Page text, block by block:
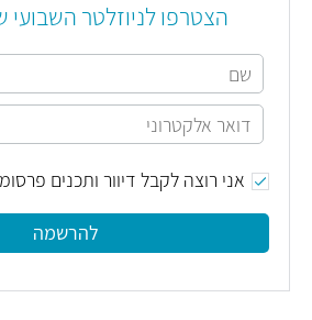
הצטרפו לניוזלטר השבועי
אני רוצה לקבל דיוור ותכנים
להרשמה